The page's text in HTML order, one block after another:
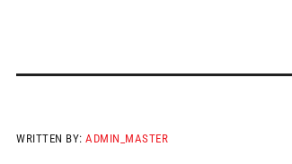
WRITTEN BY:ADMIN_MASTER